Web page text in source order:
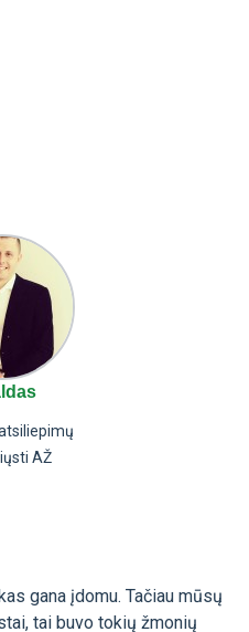
AŽ
gana įdomu. Tačiau mūsų
tai buvo tokių žmonių